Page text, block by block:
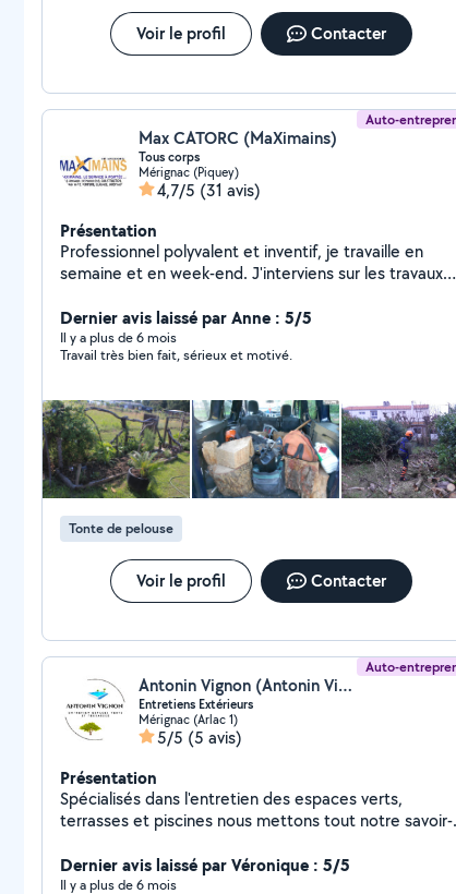
Voir le profil Contacter
Auto-
Max CATORC (MaXimains)
Tous corps
Mérignac (Piquey)
4,7/5 (31 avis)
Présentation
Professionnel polyvalent et inventif, je travaille en
semaine et en week-end. J'interviens sur les travaux
rénovation, construction, aménagement, peinture
(manuelle et pistolet), plomberie, nettoyage chantiers,
élagage, jardinage ... et sur demande. Réalisations sur
Dernier avis laissé par Anne : 5/5
Il y a plus de 6 mois
Travail très bien fait, sérieux et motivé.
Tonte de pelouse
Voir le profil Contacter
Auto-
Antonin Vignon (Antonin Vignon Entretien)
Entretiens Extérieurs
Mérignac (Arlac 1)
5/5 (5 avis)
Présentation
Spécialisés dans l'entretien des espaces verts,
terrasses et piscines nous mettons tout notre savoir-
terrasse bois, dépoussiérage, lavage haute pression,
traitement des matériaux (bois, pierre, etc.). Jardins :
Dernier avis laissé par Véronique : 5/5
Il y a plus de 6 mois